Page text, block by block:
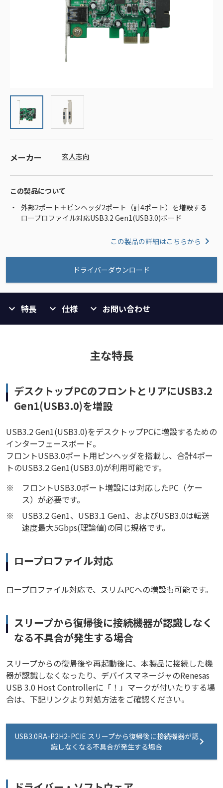
メーカー 玄人志向
この製品について
外部2ポート＋ピンヘッダ2ポート（計4ポート）を増設する
ロープロファイル対応USB3.2 Gen1(USB3.0)ボード
この製品の詳細はこちらから
ドライバーダウンロード
特長 仕様 お問い合わせ
主な特長
デスクトップPCのフロントとリアにUSB3.2
Gen1(USB3.0)を増設
USB3.2 Gen1(USB3.0)をデスクトップPCに増設するための
インターフェースボード。
フロントUSB3.0ポート用ピンヘッダを搭載し、合計4ポー
トのUSB3.2 Gen1(USB3.0)が利用可能です。
※
フロントUSB3.0ポート増設には対応したPC（ケー
ス）が必要です。
※
USB3.2 Gen1、USB3.1 Gen1、およびUSB3.0は転送
速度最大5Gbps(理論値)の同じ規格です。
ロープロファイル対応
ロープロファイル対応で、スリムPCへの増設も可能です。
スリープから復帰後に接続機器が認識しなく
なる不具合が発生する場合
スリープからの復帰後や再起動後に、本製品に接続した機
器が認識しなくなったり、デバイスマネージャのRenesas
USB 3.0 Host Controllerに「！」マークが付いたりする場
合は、下記リンクより対処方法をご確認ください。
USB3.0RA-P2H2-PCIE スリープから復帰後に接続機器が認
識しなくなる不具合が発生する場合